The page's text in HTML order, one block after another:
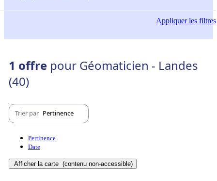
Appliquerles filtres
1 offre pour Géomaticien - Landes
(40)
Trier par Pertinence
Pertinence
Date
Afficher la carte (contenu non-accessible)